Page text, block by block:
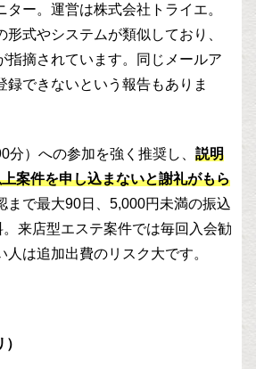
ー。運営は株式会社トライエ。
形式やシステムが類似しており、
指摘されています。同じメールア
録できないという報告もありま
分）への参加を強く推奨し、 説明
案件を申し込まないと謝礼がもら
まで最大90日、5,000円未満の振込
来店型エステ案件では毎回入会勧
は追加出費のリスク大です。